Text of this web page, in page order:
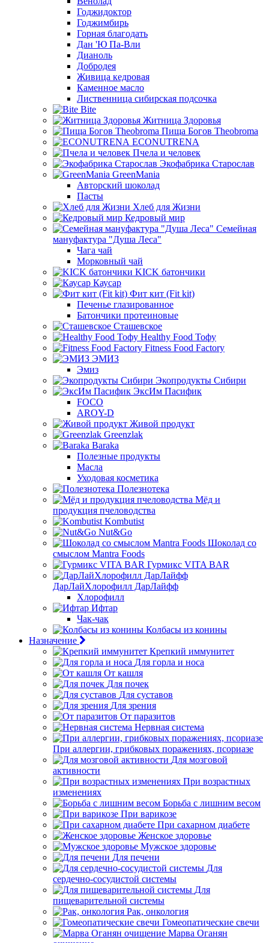
Годжидоктор
Годжимбирь
Горная благодать
Дан 'Ю Па-Вли
Дианоль
Добродея
Живица кедровая
Каменное масло
Лиственница сибирская подсочка
Bite
Житница Здоровья
Пища Богов Theobroma
ECONUTRENA
Пчела и человек
Экофабрика Старослав
GreenMania
Авторский шоколад
Пасты
Хлеб для Жизни
Кедровый мир
Семейная
мануфактура "Душа Леса"
Чага чай
Морковный чай
KICK батончики
Каусар
Фит кит (Fit kit)
Печенье глазированное
Батончики протеиновые
Сташевское
Healthy Food Тофу
Fitness Food Factory
ЭМИЗ
Эмиз
Экопродукты Сибири
ЭксИм Пасифик
FOCO
AROY-D
Живой продукт
Greenzlak
Baraka
Полезные продукты
Масла
Уходовая косметика
Полезнотека
Мёд и
продукция пчеловодства
Kombutist
Nut&Go
Шоколад со
смыслом Mantra Foods
Гурмикс VITA BAR
ДарЛайХлорофилл ДарЛайфф
Хлорофилл
Ифтар
Чак-чак
Колбасы из конины
Назначение
Крепкий иммунитет
Для горла и носа
От кашля
Для почек
Для суставов
Для зрения
От паразитов
Нервная система
При аллергии, грибковых поражениях, псориазе
Для мозговой
активности
При возрастных
изменениях
Борьба с лишним весом
При варикозе
При сахарном диабете
Женское здоровье
Мужское здоровье
Для печени
Для
сердечно-сосудистой системы
Для
пищеварительной системы
Рак, онкология
Гомеопатические свечи
Марва Оганян